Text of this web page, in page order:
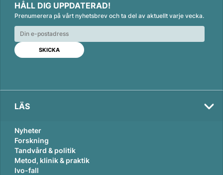
n
k
e
d
n
c
e
b
o
o
k
a
i
l
HÅLL DIG UPPDATERAD!
Prenumerera på vårt nyhetsbrev och ta del av aktuellt varje vecka.
LÄS
Nyheter
Forskning
Tandvård & politik
Metod, klinik & praktik
Ivo-fall